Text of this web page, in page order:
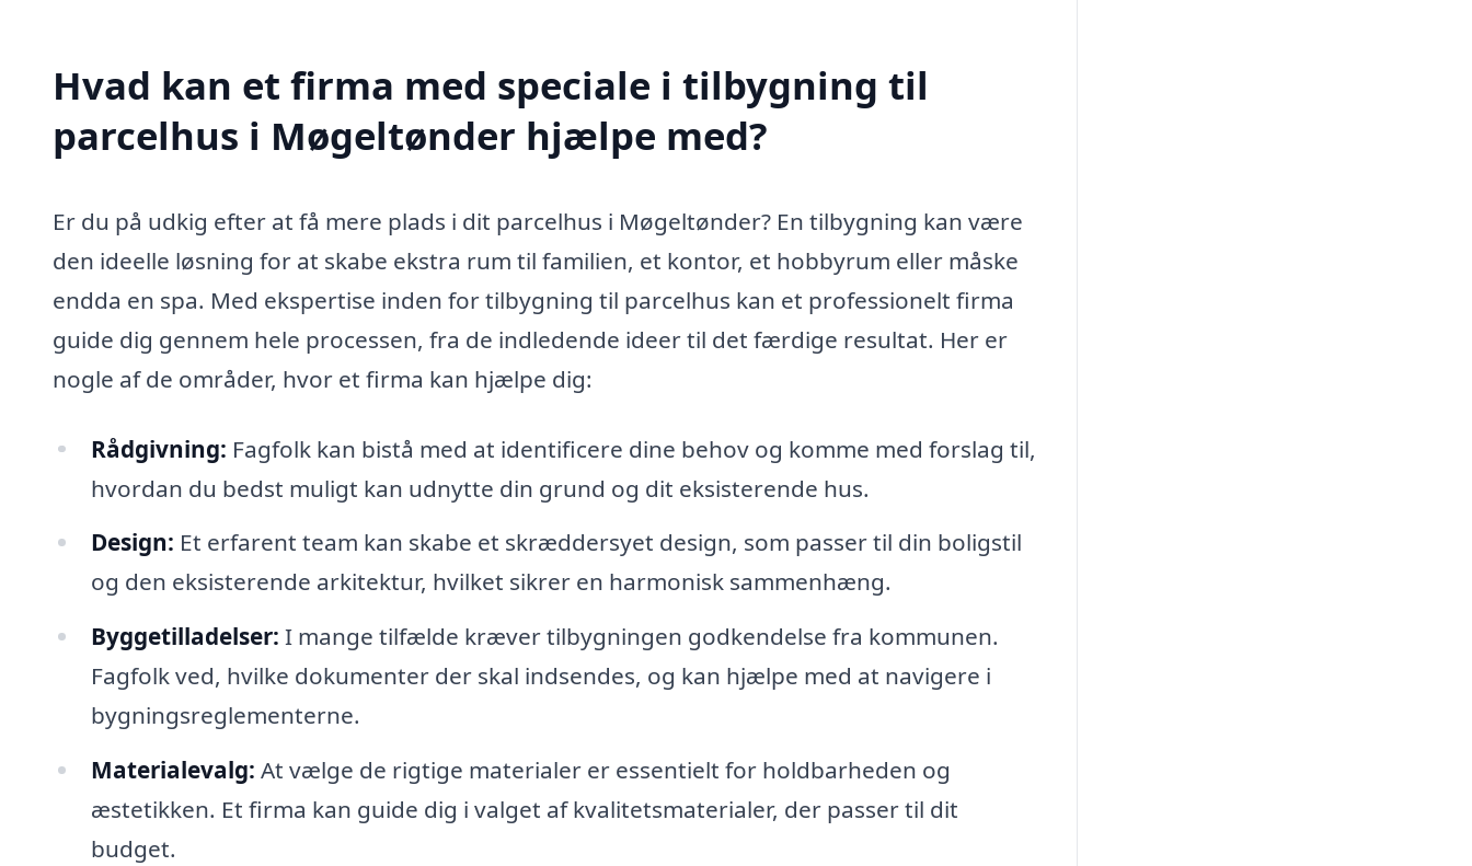
Hvad kan et firma med speciale i tilbygning til
parcelhus i Møgeltønder hjælpe med?
Er du på udkig efter at få mere plads i dit parcelhus i Møgeltønder? En tilbygning kan være
den ideelle løsning for at skabe ekstra rum til familien, et kontor, et hobbyrum eller måske
endda en spa. Med ekspertise inden for tilbygning til parcelhus kan et professionelt firma
guide dig gennem hele processen, fra de indledende ideer til det færdige resultat. Her er
nogle af de områder, hvor et firma kan hjælpe dig:
Rådgivning: Fagfolk kan bistå med at identificere dine behov og komme med forslag til,
hvordan du bedst muligt kan udnytte din grund og dit eksisterende hus.
Design: Et erfarent team kan skabe et skræddersyet design, som passer til din boligstil
og den eksisterende arkitektur, hvilket sikrer en harmonisk sammenhæng.
Byggetilladelser: I mange tilfælde kræver tilbygningen godkendelse fra kommunen.
Fagfolk ved, hvilke dokumenter der skal indsendes, og kan hjælpe med at navigere i
bygningsreglementerne.
Materialevalg: At vælge de rigtige materialer er essentielt for holdbarheden og
æstetikken. Et firma kan guide dig i valget af kvalitetsmaterialer, der passer til dit
budget.